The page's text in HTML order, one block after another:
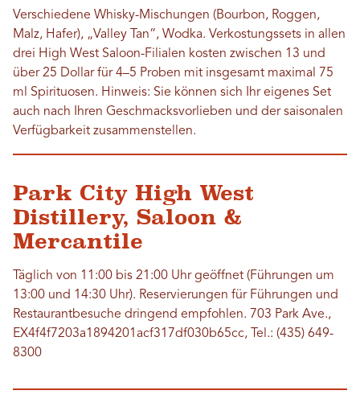
Verschiedene Whisky-Mischungen (Bourbon, Roggen,
Malz, Hafer), „Valley Tan“, Wodka. Verkostungssets in allen
drei High West Saloon-Filialen kosten zwischen 13 und
über 25 Dollar für 4–5 Proben mit insgesamt maximal 75
ml Spirituosen. Hinweis: Sie können sich Ihr eigenes Set
auch nach Ihren Geschmacksvorlieben und der saisonalen
Verfügbarkeit zusammenstellen.
Park City High West
Distillery, Saloon &
Mercantile
Täglich von 11:00 bis 21:00 Uhr geöffnet (Führungen um
13:00 und 14:30 Uhr). Reservierungen für Führungen und
Restaurantbesuche dringend empfohlen. 703 Park Ave.,
EX4f4f7203a1894201acf317df030b65cc, Tel.: (435) 649-
8300